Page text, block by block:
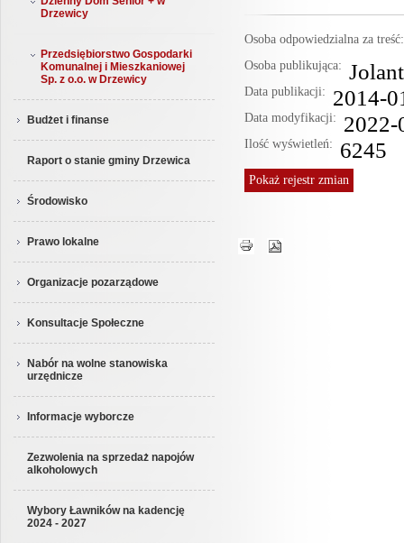
Drzewicy
Przedsiębiorstwo Gospodarki
Komunalnej i Mieszkaniowej
Sp. z o.o. w Drzewicy
Budżet i finanse
Raport o stanie gminy Drzewica
Środowisko
Prawo lokalne
Organizacje pozarządowe
Konsultacje Społeczne
Nabór na wolne stanowiska
urzędnicze
Informacje wyborcze
Zezwolenia na sprzedaż napojów
alkoholowych
Wybory Ławników na kadencję
2024 - 2027
Osoba odpowiedzialna za
Osoba publikująca:
Data publikacji: 2014-
Data modyfikacji: 2022-
Ilość wyświetleń: 6245
Pokażrejestr zmian